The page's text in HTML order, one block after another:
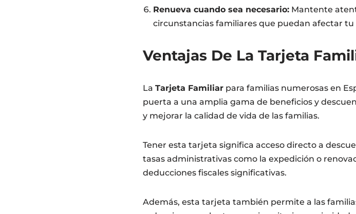
Renueva cuando sea necesario:Mantente
circunstancias familiares que puedan afectar tu
Ventajas De La Tarjeta
La Tarjeta Familiarpara familias numerosas en
puerta a una amplia gama de beneficios y
y mejorar la calidad de vida de las familias.
Tener esta tarjeta significa acceso directo a
tasas administrativas como la expedición o
deducciones fiscales significativas.
Además, esta tarjeta también permite a las